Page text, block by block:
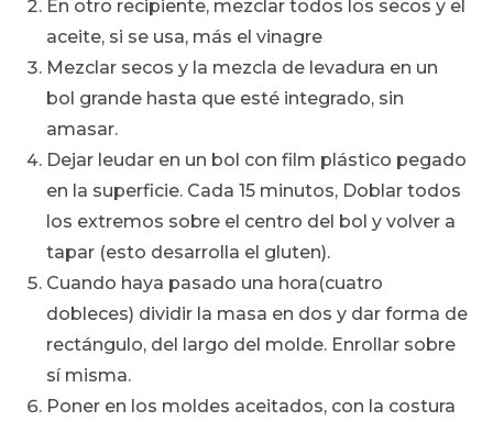
En otro recipiente, mezclar todos los secos y el
aceite, si se usa, más el vinagre
Mezclar secos y la mezcla de levadura en un
bol grande hasta que esté integrado, sin
amasar.
Dejar leudar en un bol con film plástico pegado
en la superficie. Cada 15 minutos, Doblar todos
los extremos sobre el centro del bol y volver a
tapar (esto desarrolla el gluten).
Cuando haya pasado una hora(cuatro
dobleces) dividir la masa en dos y dar forma de
rectángulo, del largo del molde. Enrollar sobre
sí misma.
Poner en los moldes aceitados, con la costura